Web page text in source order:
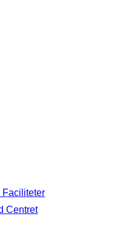
Faciliteter
Centret